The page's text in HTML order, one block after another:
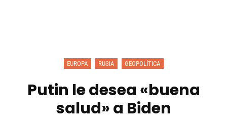
EUROPA RUSIA GEOPOLÍTICA
Putin le desea «buena
salud» a Biden